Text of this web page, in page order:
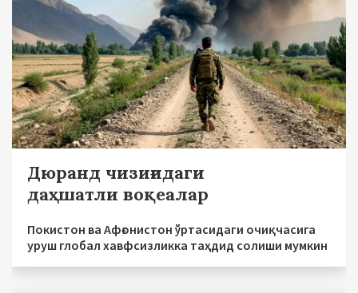
Дюранд чизиғидаги
даҳшатли воқеалар
Покистон ва Афғонистон ўртасидаги очиқчасига
уруш глобал хавфсизликка таҳдид солиши мумкин